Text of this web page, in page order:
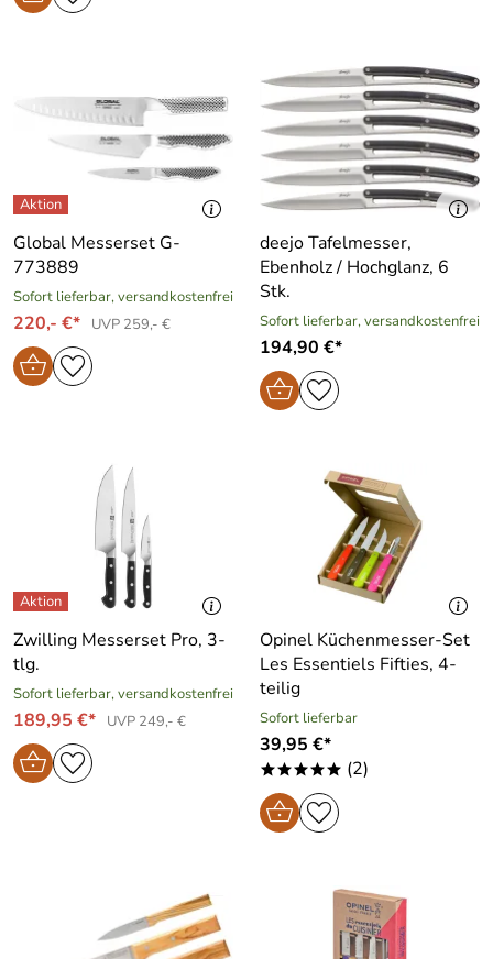
Global Messerset G-
773889
Sofort lieferbar, versandkostenfrei
220,- €* UVP 259,- €
deejo Tafelmesser,
Ebenholz / Hochglanz, 6
Stk.
Sofort lieferbar, versandkostenfrei
194,90 €*
Zwilling Messerset Pro, 3-
tlg.
Sofort lieferbar, versandkostenfrei
189,95 €* UVP 249,- €
Opinel Küchenmesser-Set
Les Essentiels Fifties, 4-
teilig
Sofort lieferbar
39,95 €*
***** (2)